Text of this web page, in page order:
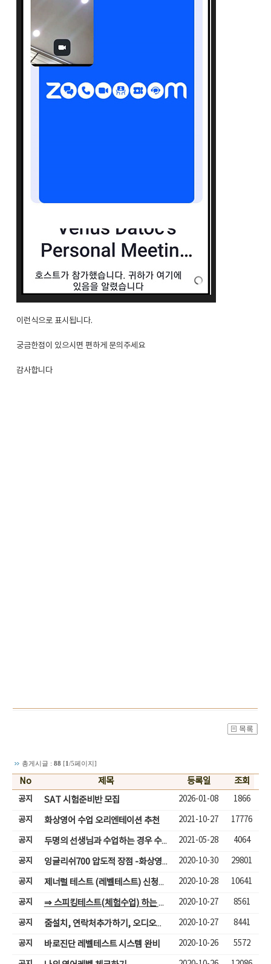
이런식으로 표시됩니다.
궁금한점이 있으시면 편하게 문의주세요
감사합니다
총게시글 : 88 [1 /5페이지]
No 제목 등록일 조회
공지 SAT 시험준비반 모집 2026-01-08 1866
공지 화상영어 수업 오리엔테이션 추천 2021-10-27 17776
공지 두명의 선생님과 수업하는 경우 수업입장하기 2021-05-28 4064
공지 잉글리쉬700 압도적 장점 -화상영어( 성인,어린이) 2020-10-30 29801
공지 제너럴 테스트 (레벨테스트) 신청하기 2020-10-28 10641
공지 ⇒ 스피킹테스트(체험수업) 하는 방법 2020-10-27 8561
공지 줌설치, 연락처추가하기, 오디오체크, 줌체팅으로 수업하기 2020-10-27 8441
공지 바로진단 레벨테스트 시스템 완비 2020-10-26 5572